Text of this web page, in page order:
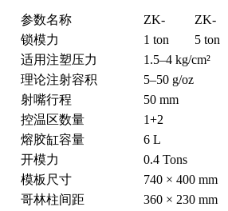
参数名称 ZK-
ZK-
锁模力
1 ton
5 ton
适用注塑压力
1.5–4 kg/cm²
理论注射容积
5–50 g/oz
射嘴行程
50 mm
控温区数量
1+2
熔胶缸容量
6 L
开模力
0.4 Tons
模板尺寸
740 × 400 mm
哥林柱间距
360 × 230 mm